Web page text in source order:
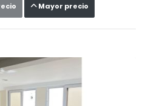
Mayor precio